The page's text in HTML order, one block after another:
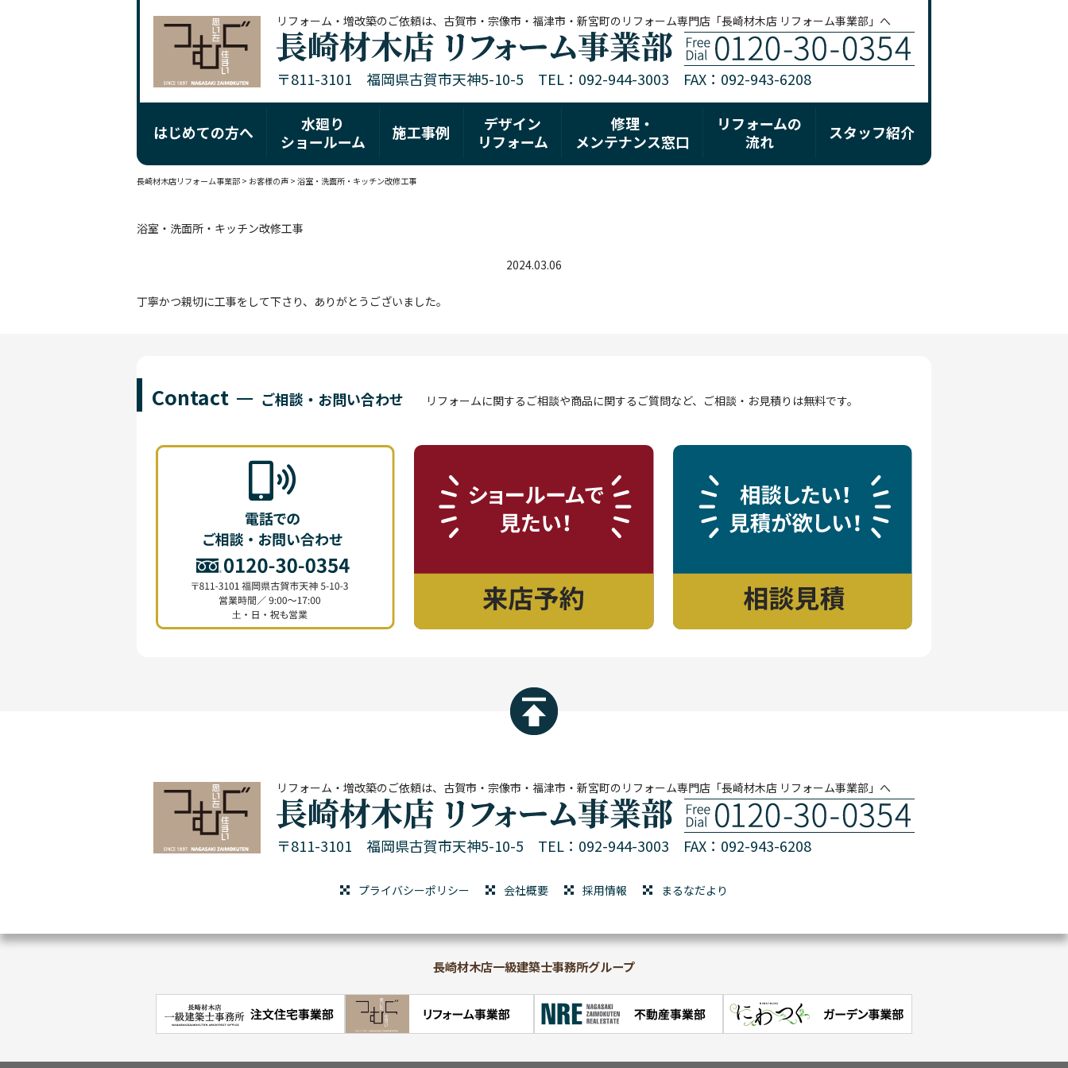
リフォーム・増改築のご依頼は、古賀市・宗像市・福津市・新宮町のリフォーム専門店「長崎材木店 リフォーム事業部」へ
〒811-3101 福岡県古賀市天神5-10-5 TEL：092-944-3003 FAX：092-943-6208
はじめての方へ
水廻り
ショールーム
施工事例
デザイン
リフォーム
修理・
メンテナンス窓口
リフォームの
流れ
スタッフ紹介
長崎材木店リフォーム事業部 > お客様の声 > 浴室・洗面所・キッチン改修工事
浴室・洗面所・キッチン改修工事
2024.03.06
丁寧かつ親切に工事をして下さり、ありがとうございました。
Contact ご相談・お問い合わせ リフォームに関するご相談や商品に関するご質問など、ご相談・お見積りは無料です。
リフォーム・増改築のご依頼は、古賀市・宗像市・福津市・新宮町のリフォーム専門店「長崎材木店 リフォーム事業部」へ
〒811-3101 福岡県古賀市天神5-10-5 TEL：092-944-3003 FAX：092-943-6208
プライバシーポリシー 会社概要 採用情報 まるなだより
長崎材木店一級建築士事務所グループ